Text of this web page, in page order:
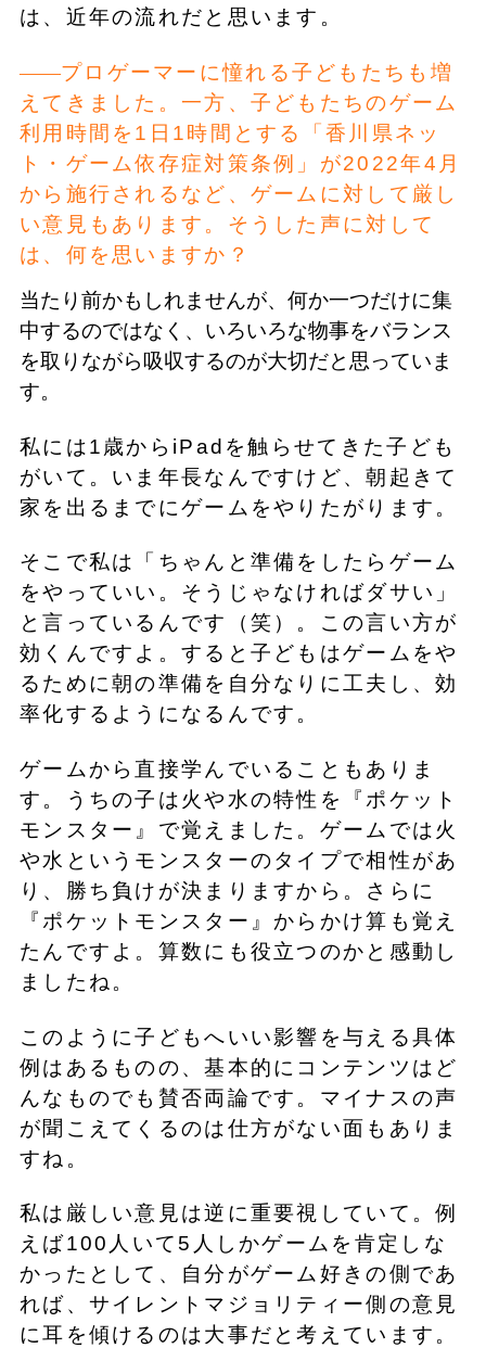
は、近年の流れだと思います。
プロゲーマーに憧れる子どもたちも増
えてきました。一方、子どもたちのゲーム
利用時間を1日1時間とする「香川県ネッ
ト・ゲーム依存症対策条例」が2022年4月
から施行されるなど、ゲームに対して厳し
い意見もあります。そうした声に対して
は、何を思いますか？
当たり前かもしれませんが、何か一つだけに集
中するのではなく、いろいろな物事をバランス
を取りながら吸収するのが大切だと思っていま
す。
私には1歳からiPadを触らせてきた子ども
がいて。いま年長なんですけど、朝起きて
家を出るまでにゲームをやりたがります。
そこで私は「ちゃんと準備をしたらゲーム
をやっていい。そうじゃなければダサい」
と言っているんです（笑）。この言い方が
効くんですよ。すると子どもはゲームをや
るために朝の準備を自分なりに工夫し、効
率化するようになるんです。
ゲームから直接学んでいることもありま
す。うちの子は火や水の特性を『ポケット
モンスター』で覚えました。ゲームでは火
や水というモンスターのタイプで相性があ
り、勝ち負けが決まりますから。さらに
『ポケットモンスター』からかけ算も覚え
たんですよ。算数にも役立つのかと感動し
ましたね。
このように子どもへいい影響を与える具体
例はあるものの、基本的にコンテンツはど
んなものでも賛否両論です。マイナスの声
が聞こえてくるのは仕方がない面もありま
すね。
私は厳しい意見は逆に重要視していて。例
えば100人いて5人しかゲームを肯定しな
かったとして、自分がゲーム好きの側であ
れば、サイレントマジョリティー側の意見
に耳を傾けるのは大事だと考えています。